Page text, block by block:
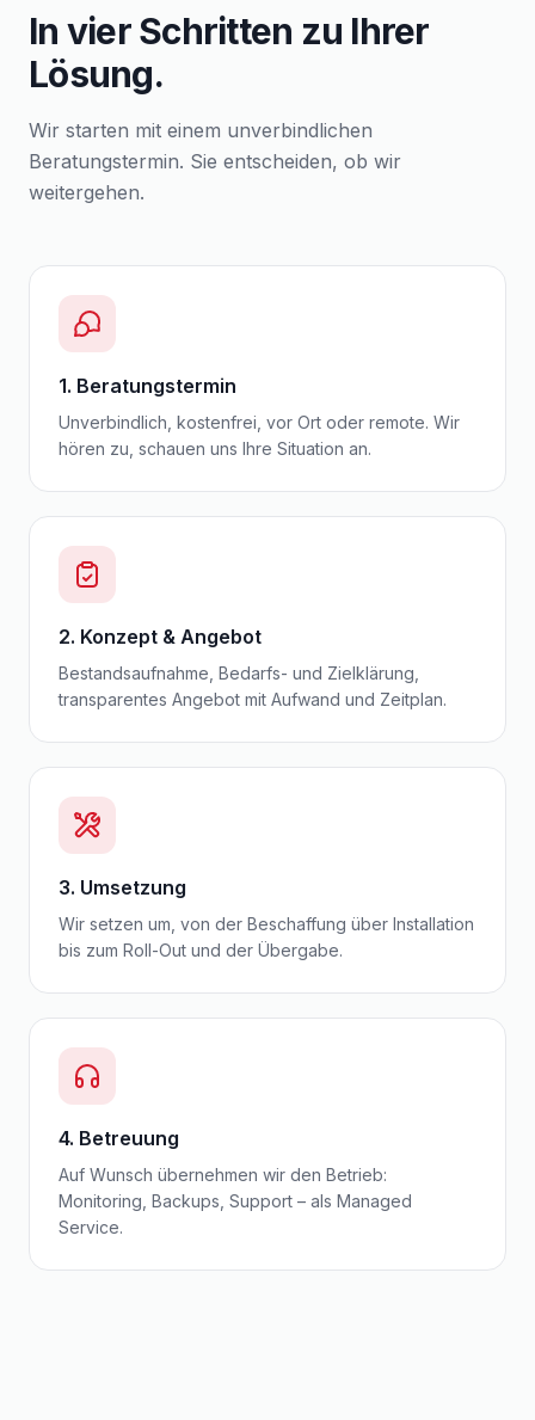
In vier Schritten zu Ihrer
Lösung.
Wir starten mit einem unverbindlichen
Beratungstermin. Sie entscheiden, ob wir
weitergehen.
1. Beratungstermin
Unverbindlich, kostenfrei, vor Ort oder remote. Wir
hören zu, schauen uns Ihre Situation an.
2. Konzept & Angebot
Bestandsaufnahme, Bedarfs- und Zielklärung,
transparentes Angebot mit Aufwand und Zeitplan.
3. Umsetzung
Wir setzen um, von der Beschaffung über Installation
bis zum Roll-Out und der Übergabe.
4. Betreuung
Auf Wunsch übernehmen wir den Betrieb:
Monitoring, Backups, Support – als Managed
Service.